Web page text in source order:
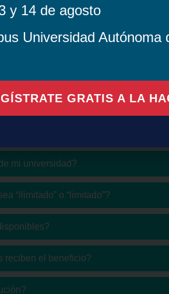
acuerdos?
están incluidas?
el beneficio?
mi universidad?
“ilimitado” o “limitado”?
reciben el beneficio?
y 14 de agosto
Universidad Autónoma
GRATIS A LA